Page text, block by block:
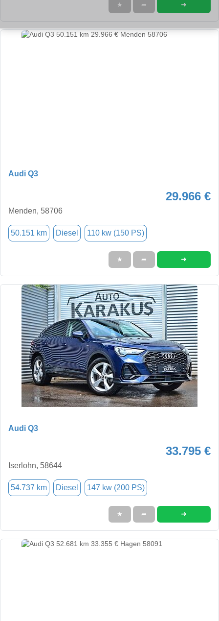
★ ➦ ➜
Audi Q3
29.966 €
Menden, 58706
50.151 km Diesel 110 kw (150 PS)
★ ➦ ➜
Audi Q3
33.795 €
Iserlohn, 58644
54.737 km Diesel 147 kw (200 PS)
★ ➦ ➜